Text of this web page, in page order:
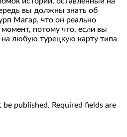
вы должны знать об
Магар, что он реально
потому что, если вы
на любую турецкую карту типа
be published. Required fields are